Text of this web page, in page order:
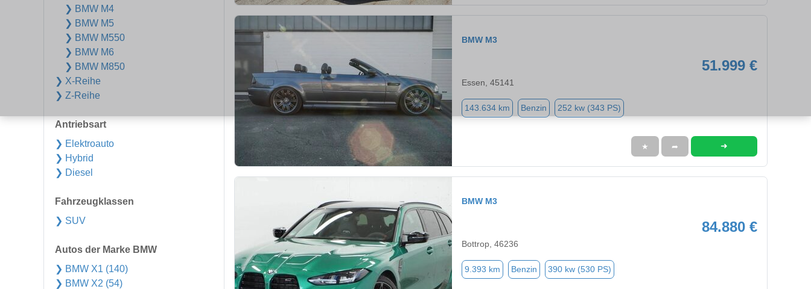
❯ BMW M4
❯ BMW M5
❯ BMW M550
❯ BMW M6
❯ BMW M850
❯ X-Reihe
❯ Z-Reihe
Antriebsart
❯ Elektroauto
❯ Hybrid
❯ Diesel
Fahrzeugklassen
❯ SUV
Autos der Marke BMW
❯ BMW X1 (140)
❯ BMW X2 (54)
BMW M3
51.999 €
Essen, 45141
143.634 km Benzin 252 kw (343 PS)
★ ➦ ➜
BMW M3
84.880 €
Bottrop, 46236
9.393 km Benzin 390 kw (530 PS)